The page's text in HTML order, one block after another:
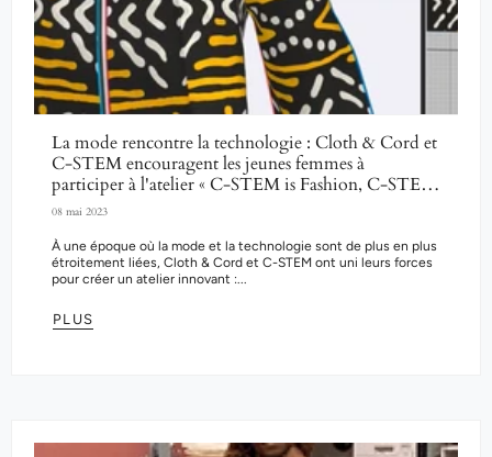
La mode rencontre la technologie : Cloth & Cord et
C-STEM encouragent les jeunes femmes à
participer à l'atelier « C-STEM is Fashion, C-STEM
is Beauty »
08 mai 2023
À une époque où la mode et la technologie sont de plus en plus
étroitement liées, Cloth & Cord et C-STEM ont uni leurs forces
pour créer un atelier innovant :...
PLUS